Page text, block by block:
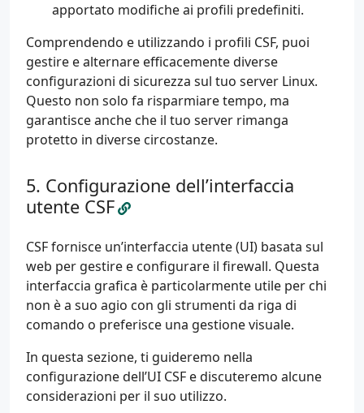
apportato modifiche ai profili predefiniti.
Comprendendo e utilizzando i profili CSF, puoi
gestire e alternare efficacemente diverse
configurazioni di sicurezza sul tuo server Linux.
Questo non solo fa risparmiare tempo, ma
garantisce anche che il tuo server rimanga
protetto in diverse circostanze.
Configurazione dell’interfaccia
utente CSF
CSF fornisce un’interfaccia utente (UI) basata sul
web per gestire e configurare il firewall. Questa
interfaccia grafica è particolarmente utile per chi
non è a suo agio con gli strumenti da riga di
comando o preferisce una gestione visuale.
In questa sezione, ti guideremo nella
configurazione dell’UI CSF e discuteremo alcune
considerazioni per il suo utilizzo.